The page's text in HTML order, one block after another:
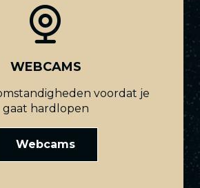
WEBCAMS
voordat je
gaat hardlopen
Webcams